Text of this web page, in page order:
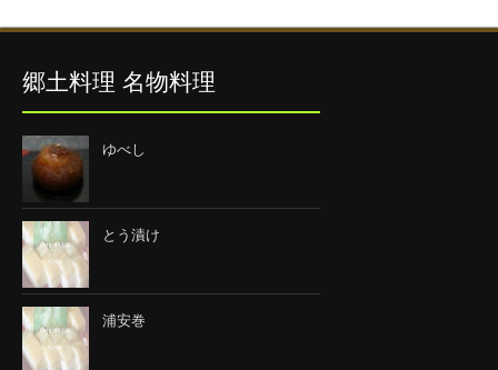
郷土料理 名物料理
ゆべし
とう漬け
浦安巻